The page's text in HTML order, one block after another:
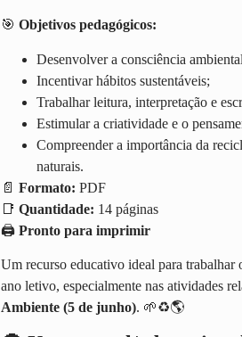
🎯 Objetivos pedagógicos:
Desenvolver a consciência
Incentivar hábitos sustentáveis;
Trabalhar leitura, interpretação e
Estimular a criatividade e o
Compreender a importância da
naturais.
📄 Formato: PDF
📑 Quantidade: 14 páginas
🖨️ Pronto para imprimir
Um recurso educativo ideal para trabalhar
ano letivo, especialmente nas atividades
Ambiente (5 de junho). 🌱♻️🌎